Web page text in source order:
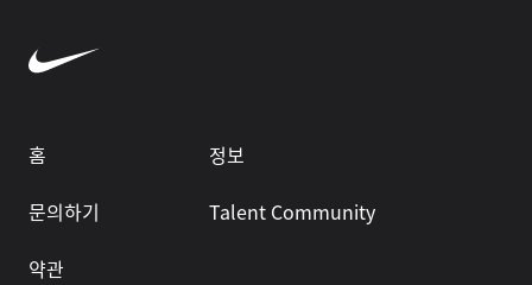
홈
정보
문의하기
Talent Community
약관